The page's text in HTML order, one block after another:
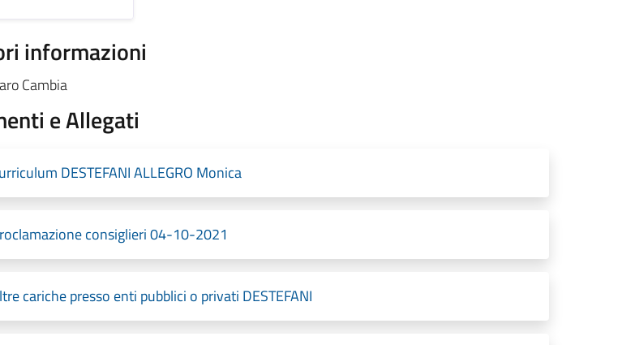
informazioni
Cambia
e Allegati
DESTEFANI ALLEGRO Monica
consiglieri 04-10-2021
cariche presso enti pubblici o privati DESTEFANI